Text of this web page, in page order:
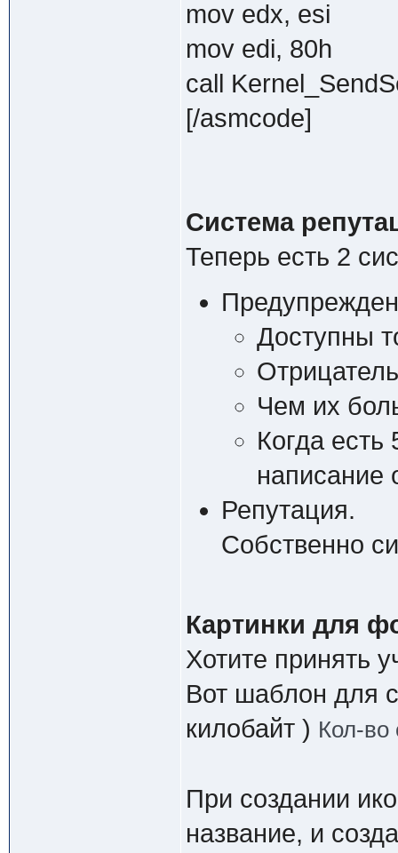
mov edx, esi
mov edi, 80h
call
[/asmcode]
Система
Теперь есть 2
Доступны
Чем их
Когда
написание
Репутация.
Собственно
Картинки для
Хотите принять
Вот шаблон для
килобайт ) Кол-во
При создании
название, и